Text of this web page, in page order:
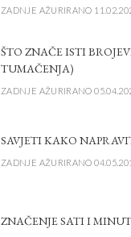
ZADNJE AŽURIRANO
ŠTO ZNAČE ISTI
TUMAČENJA)
ZADNJE AŽURIRANO
SAVJETI KAKO
ZADNJE AŽURIRANO
ZNAČENJE SATI I